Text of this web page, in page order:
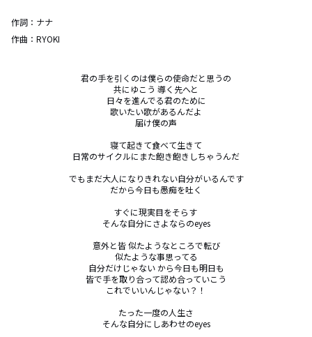
作詞： ナナ
作曲： RYOKI
君の手を引くのは僕らの使命だと思うの
共にゆこう 導く先へと
日々を進んでる君のために
歌いたい歌があるんだよ
届け僕の声
寝て起きて食べて生きて
日常のサイクルにまた飽き飽きしちゃうんだ
でもまだ大人になりきれない自分がいるんです
だから今日も愚痴を吐く
すぐに現実目をそらす
そんな自分にさよならのeyes
意外と皆 似たようなところで転び
似たような事思ってる
自分だけじゃない から今日も明日も
皆で手を取り合って認め合っていこう
これでいいんじゃない？！
たった一度の人生さ
そんな自分にしあわせのeyes